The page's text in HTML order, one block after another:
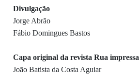
Divulgação
Jorge Abrão
Fábio Domingues Bastos
Capa original da revista Rua impressa
João Batista da Costa Aguiar